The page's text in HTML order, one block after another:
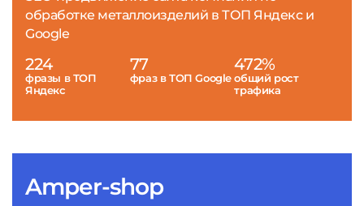
Amper-shop
обработке металлоизделий в ТОП Яндекс и
Google
224
фразы в ТОП
Яндекс
77
фраз в ТОП Google
472%
общий рост
трафика